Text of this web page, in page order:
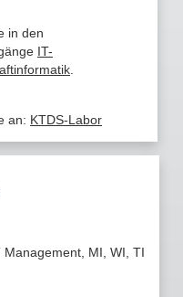
in den
IT-
an: KTDS-Labor
Management, MI, WI, TI